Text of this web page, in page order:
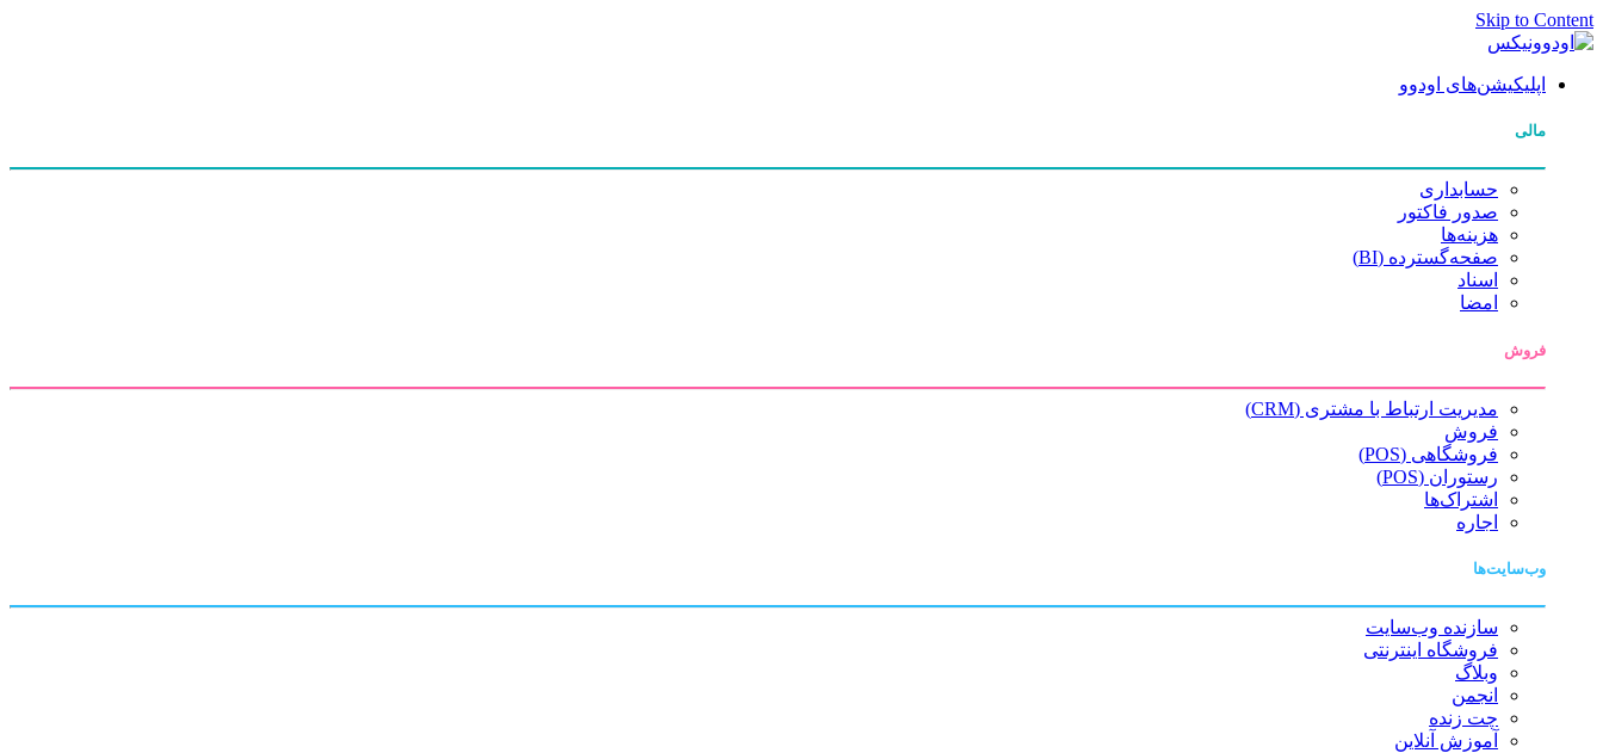
Skip to Content
اپلیکیشن‌های اودوو
مالی
حسابداری
صدور فاکتور
هزینه‌ها
صفحه‌گسترده (BI)
اسناد
امضا
فروش
مدیریت ارتباط با مشتری (CRM)
فروش
فروشگاهی (POS)
رستوران (POS)
اشتراک‌ها
اجاره
وب‌سایت‌ها
سازنده وب‌سایت
فروشگاه اینترنتی
وبلاگ
انجمن
چت زنده
آموزش آنلاین